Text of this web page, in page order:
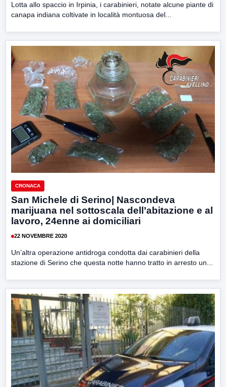
Lotta allo spaccio in Irpinia, i carabinieri, notate alcune piante di
canapa indiana coltivate in località montuosa del...
CRONACA
San Michele di Serino| Nascondeva
marijuana nel sottoscala dell’abitazione e al
lavoro, 24enne ai domiciliari
22 NOVEMBRE 2020
Un’altra operazione antidroga condotta dai carabinieri della
stazione di Serino che questa notte hanno tratto in arresto un...